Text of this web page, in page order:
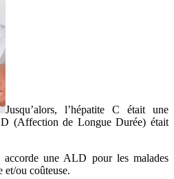
Jusqu’alors, l’hépatite C était une
(Affection de Longue Durée) était
une ALD pour les malades
et/ou coûteuse.